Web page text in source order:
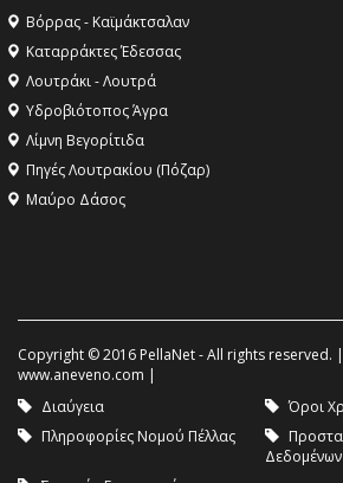
Βόρρας - Καϊμάκτσαλαν
Καταρράκτες Έδεσσας
Λουτράκι - Λουτρά
Υδροβιότοπος Άγρα
Λίμνη Βεγορίτιδα
Πηγές Λουτρακίου (Πόζαρ)
Μαύρο Δάσος
Copyright © 2016 PellaNet - All rights reserved.
www.aneveno.com |
Διαύγεια
Όροι
Πληροφορίες Νομού Πέλλας
Δεδομένων